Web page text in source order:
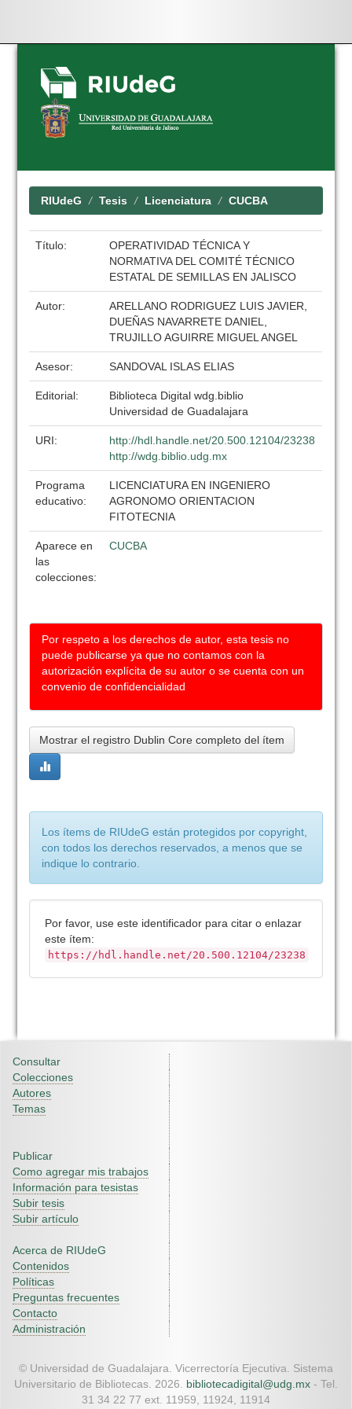
Skip
navigation
RIUdeG Tesis Licenciatura CUCBA
Título:
OPERATIVIDAD TÉCNICA Y
NORMATIVA DEL COMITÉ TÉCNICO
ESTATAL DE SEMILLAS EN JALISCO
Autor:
ARELLANO RODRIGUEZ LUIS JAVIER,
DUEÑAS NAVARRETE DANIEL,
TRUJILLO AGUIRRE MIGUEL ANGEL
Asesor: SANDOVAL ISLAS ELIAS
Editorial:
Biblioteca Digital wdg.biblio
Universidad de Guadalajara
URI:
http://hdl.handle.net/20.500.12104/23238
http://wdg.biblio.udg.mx
Programa
educativo:
LICENCIATURA EN INGENIERO
AGRONOMO ORIENTACION
FITOTECNIA
Aparece en
las
colecciones:
CUCBA
Por respeto a los derechos de autor, esta tesis no
puede publicarse ya que no contamos con la
autorización explícita de su autor o se cuenta con un
convenio de confidencialidad
Mostrar el registro Dublin Core completo del ítem
Los ítems de RIUdeG están protegidos por copyright,
con todos los derechos reservados, a menos que se
indique lo contrario.
Por favor, use este identificador para citar o enlazar
este ítem:
https://hdl.handle.net/20.500.12104/23238
Consultar
Colecciones
Autores
Temas
Publicar
Como agregar mis trabajos
Información para tesistas
Subir tesis
Subir artículo
Acerca de RIUdeG
Contenidos
Políticas
Preguntas frecuentes
Contacto
Administración
© Universidad de Guadalajara. Vicerrectoría Ejecutiva. Sistema
Universitario de Bibliotecas. 2026. bibliotecadigital@udg.mx - Tel.
31 34 22 77 ext. 11959, 11924, 11914